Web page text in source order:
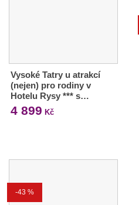
Vysoké Tatry u atrakcí
(nejen) pro rodiny v
Hotelu Rysy *** s…
4 899 Kč
-43 %